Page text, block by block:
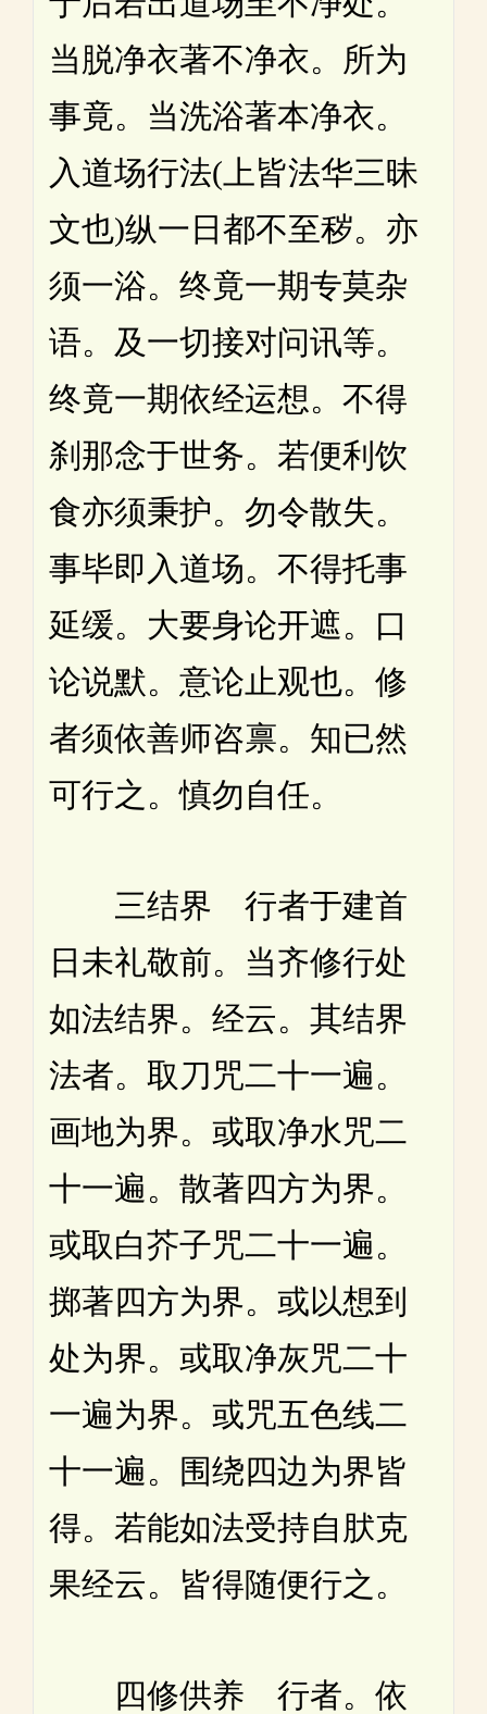
当脱净衣著不净衣。所为
事竟。当洗浴著本净衣。
入道场行法(上皆法华三昧
文也)纵一日都不至秽。亦
须一浴。终竟一期专莫杂
语。及一切接对问讯等。
终竟一期依经运想。不得
刹那念于世务。若便利饮
食亦须秉护。勿令散失。
事毕即入道场。不得托事
延缓。大要身论开遮。口
论说默。意论止观也。修
者须依善师咨禀。知已然
可行之。慎勿自任。
三结界 行者于建首
日未礼敬前。当齐修行处
如法结界。经云。其结界
法者。取刀咒二十一遍。
画地为界。或取净水咒二
十一遍。散著四方为界。
或取白芥子咒二十一遍。
掷著四方为界。或以想到
处为界。或取净灰咒二十
一遍为界。或咒五色线二
十一遍。围绕四边为界皆
得。若能如法受持自肰克
果经云。皆得随便行之。
四修供养 行者。依